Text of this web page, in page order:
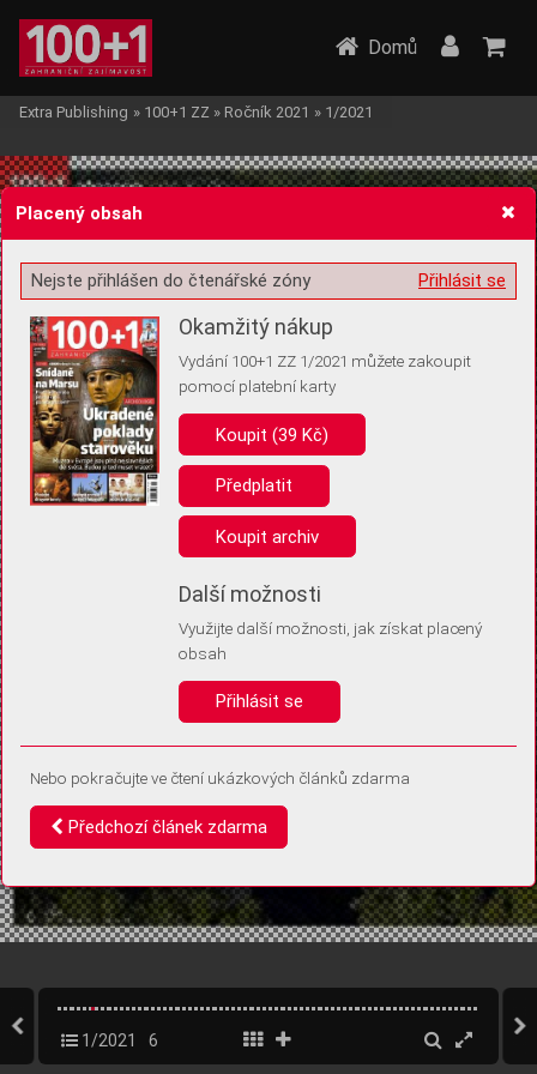
Žádost o souhlas s ukládáním volitelných informací
Pro základní fungování webu nepotřebujeme ukládat žádné informace
(tzv. cookies apod.). Rádi bychom vás ale požádali o souhlas s
uložením volitelných informací:
Anonymní unikátní ID
Díky němu příště poznáme, že se jedná o stejné zařízení, a
Identifikátor je zcela anonymní.
Vaše souhlasy a odmítnutí si ukládáme do vašeho zařízení, abychom se
vás už příště znovu neptali. Můžete je kdykoli později upravit ve Správě
Domů
Extra Publishing » 100+1 ZZ » Ročník 2021 » 1/2021
1/2021 6
Placený obsah
Přihlásit se
Nejste přihlášen do čtenářské zóny
Okamžitý nákup
Vydání 100+1 ZZ 1/2021 můžete zakoupit
pomocí platební karty
Koupit (39 Kč)
Předplatit
Koupit archiv
Další možnosti
Využijte další možnosti, jak získat placený
obsah
Přihlásit se
Nebo pokračujte ve čtení ukázkových článků zdarma
Předchozí článek zdarma